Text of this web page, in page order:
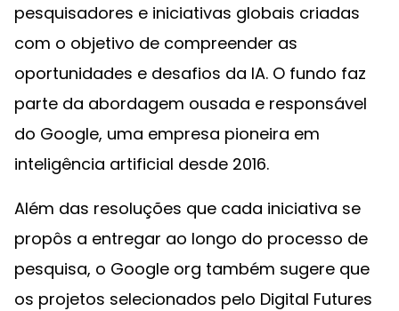
pesquisadores e iniciativas globais criadas
com o objetivo de compreender as
oportunidades e desafios da IA. O fundo faz
parte da abordagem ousada e responsável
do Google, uma empresa pioneira em
inteligência artificial desde 2016.
Além das resoluções que cada iniciativa se
propôs a entregar ao longo do processo de
pesquisa, o Google org também sugere que
os projetos selecionados pelo Digital Futures